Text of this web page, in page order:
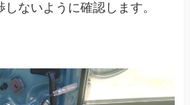
ないように確認します。